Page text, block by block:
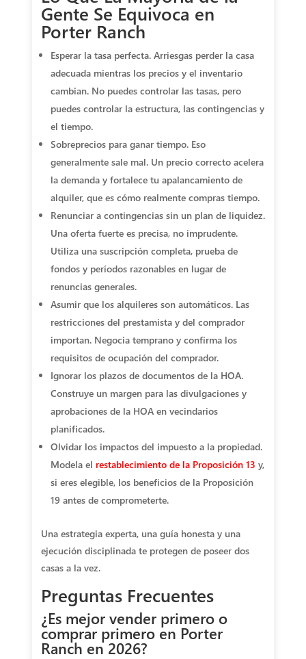
Gente Se Equivoca en
Porter Ranch
Esperar la tasa perfecta. Arriesgas perder la casa
adecuada mientras los precios y el inventario
cambian. No puedes controlar las tasas, pero
puedes controlar la estructura, las contingencias y
el tiempo.
Sobreprecios para ganar tiempo. Eso
generalmente sale mal. Un precio correcto acelera
la demanda y fortalece tu apalancamiento de
alquiler, que es cómo realmente compras tiempo.
Renunciar a contingencias sin un plan de liquidez.
Una oferta fuerte es precisa, no imprudente.
Utiliza una suscripción completa, prueba de
fondos y períodos razonables en lugar de
renuncias generales.
Asumir que los alquileres son automáticos. Las
restricciones del prestamista y del comprador
importan. Negocia temprano y confirma los
requisitos de ocupación del comprador.
Ignorar los plazos de documentos de la HOA.
Construye un margen para las divulgaciones y
aprobaciones de la HOA en vecindarios
planificados.
Olvidar los impactos del impuesto a la propiedad.
Modela el restablecimiento de la Proposición 13 y,
si eres elegible, los beneficios de la Proposición
19 antes de comprometerte.
Una estrategia experta, una guía honesta y una
ejecución disciplinada te protegen de poseer dos
casas a la vez.
Preguntas Frecuentes
¿Es mejor vender primero o
comprar primero en Porter
Ranch en 2026?